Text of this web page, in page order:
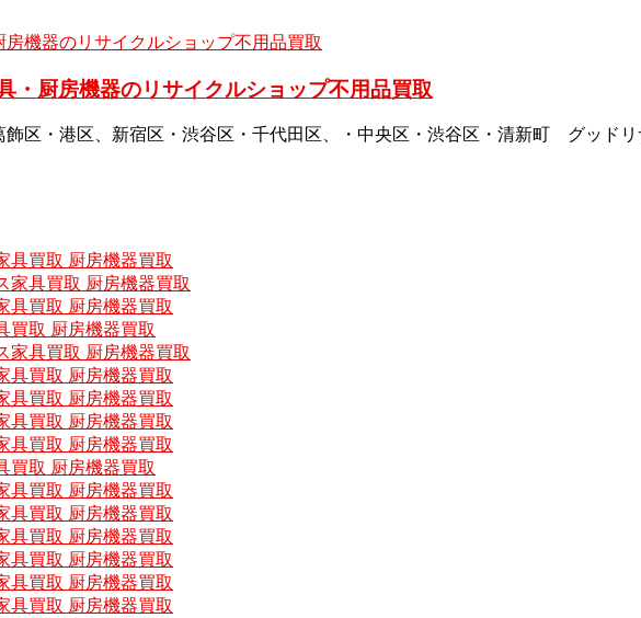
厨房機器のリサイクルショップ不用品買取
飾区・港区、新宿区・渋谷区・千代田区、・中央区・渋谷区・清新町 グッド
具買取 厨房機器買取
家具買取 厨房機器買取
具買取 厨房機器買取
買取 厨房機器買取
家具買取 厨房機器買取
具買取 厨房機器買取
具買取 厨房機器買取
具買取 厨房機器買取
具買取 厨房機器買取
買取 厨房機器買取
具買取 厨房機器買取
具買取 厨房機器買取
具買取 厨房機器買取
具買取 厨房機器買取
具買取 厨房機器買取
具買取 厨房機器買取